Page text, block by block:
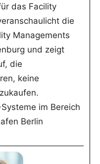
das Facility
die
Managements
und zeigt
die
keine
im Bereich
Berlin